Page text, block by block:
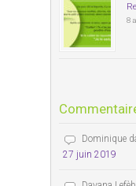
8
Dominique
27 juin 2019